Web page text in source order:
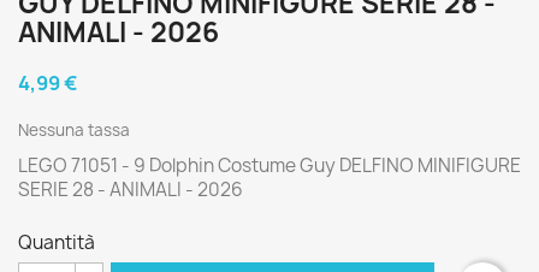
ANIMALI - 2026
4,99 €
Nessuna tassa
LEGO 71051 - 9 Dolphin Costume Guy DELFINO MINIFIGURE
SERIE 28 - ANIMALI - 2026
Quantità